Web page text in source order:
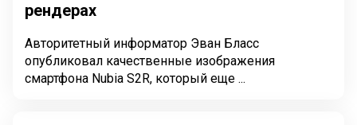
рендерах
Авторитетный информатор Эван Бласс
опубликовал качественные изображения
смартфона Nubia S2R, который еще ...